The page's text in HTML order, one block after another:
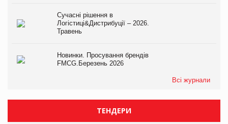
Сучасні рішення в
Логістиці&Дистрибуції – 2026.
Травень
Новинки. Просування брендів
FMCG.Березень 2026
Всі журнали
ТЕНДЕРИ